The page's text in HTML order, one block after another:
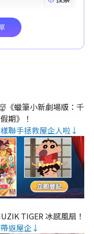
《蠟筆小新劇場版：千
期》！
聯手拯救屋企人啦↓
TIGER 冰感風扇！
返屋企↓